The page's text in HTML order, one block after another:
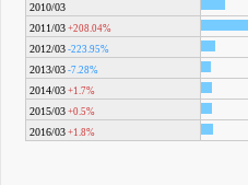
2010/03
2011/03 +208.04%
2012/03 -223.95%
2013/03 -7.28%
2014/03 +1.7%
2015/03 +0.5%
2016/03 +1.8%